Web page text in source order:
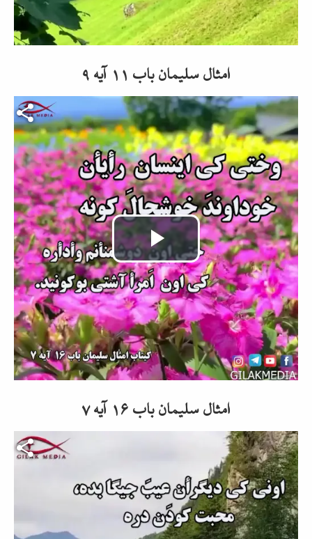
امثال سلیمان باب ۱۱ آیه ۹
Video-Datei
Video
abspielen
امثال سلیمان باب ۱۶ آیه ۷
Video-Datei